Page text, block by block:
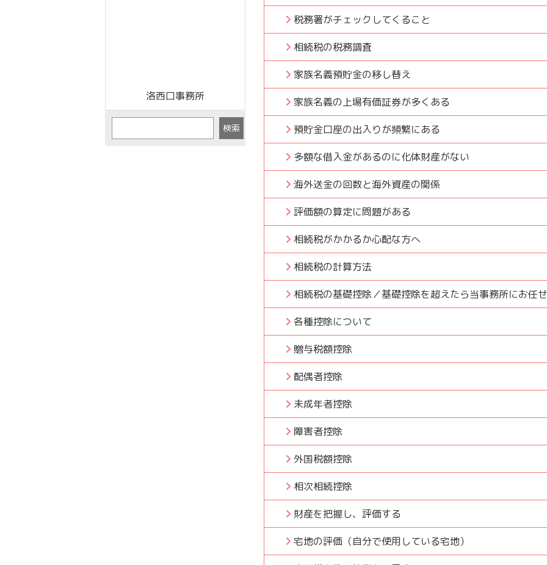
税務署がチェックしてくること
相続税の税務調査
家族名義預貯金の移し替え
家族名義の上場有価証券が多くある
預貯金口座の出入りが頻繁にある
多額な借入金があるのに化体財産がない
海外送金の回数と海外資産の関係
評価額の算定に問題がある
相続税がかかるか心配な方へ
相続税の計算方法
相続税の基礎控除／基礎控除を超えたら当事務所にお任
各種控除について
贈与税額控除
配偶者控除
未成年者控除
障害者控除
外国税額控除
相次相続控除
財産を把握し、評価する
宅地の評価（自分で使用している宅地）
洛西口事務所
検索